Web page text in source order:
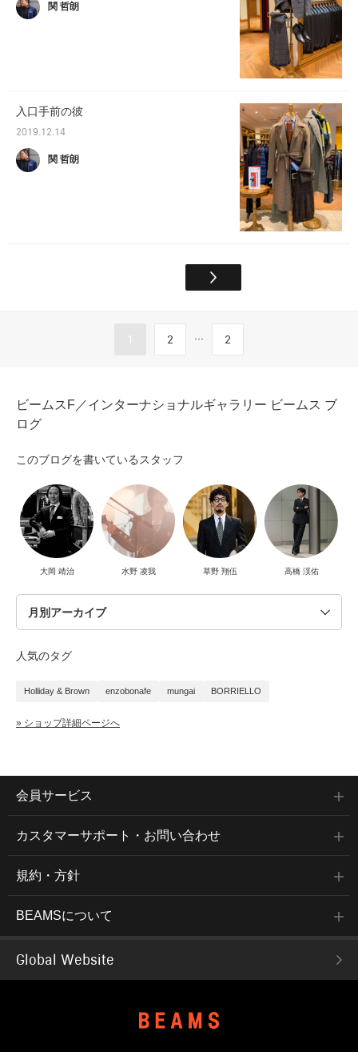
関 哲朗
入口手前の彼
2019.12.14
関 哲朗
1 2 ... 2
ビームスF／インターナショナルギャラリー ビームス ブ
ログ
このブログを書いているスタッフ
大岡 靖治 水野 凌我 草野 翔伍 高橋 渓佑
人気のタグ
Holliday & Brown enzobonafe mungai BORRIELLO
» ショップ詳細ページへ
会員サービス
カスタマーサポート・お問い合わせ
規約・方針
BEAMSについて
Global Website